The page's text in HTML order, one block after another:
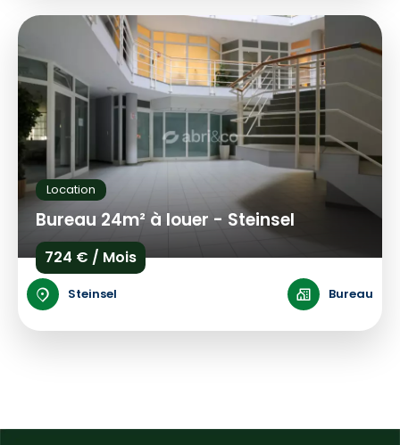
Location
Bureau 24m² à louer - Steinsel
724 € / Mois
Steinsel Bureau